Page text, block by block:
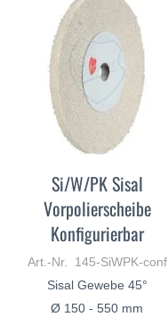
Si/W/PK Sisal
Vorpolierscheibe
Konfigurierbar
Art.-Nr. 145-SiWPK-conf
Sisal Gewebe 45°
Ø 150 - 550 mm